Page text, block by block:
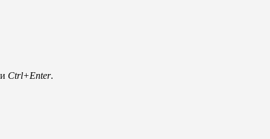
Ctrl+Enter.